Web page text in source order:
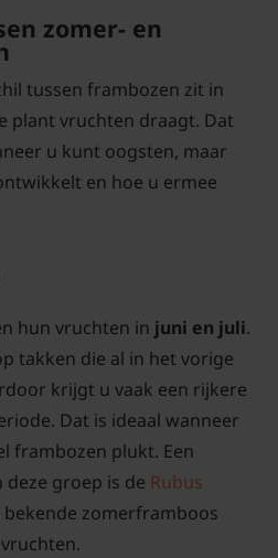
zomer- en
tussen frambozen zit in
plant vruchten draagt. Dat
u kunt oogsten, maar
en hoe u ermee
hun vruchten in juni en juli.
takken die al in het vorige
krijgt u vaak een rijkere
Dat is ideaal wanneer
frambozen plukt. Een
groep is de Rubus
bekende zomerframboos